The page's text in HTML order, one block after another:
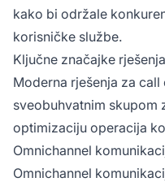
kako bi održale
korisničke službe.
Ključne značajke
Moderna rješenja za
sveobuhvatnim skupom
optimizaciju operacija
Omnichannel
Omnichannel